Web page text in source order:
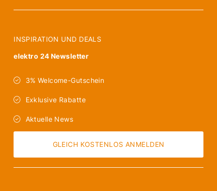
INSPIRATION UND DEALS
elektro 24 Newsletter
3% Welcome-Gutschein
Exklusive Rabatte
Aktuelle News
GLEICH KOSTENLOS ANMELDEN